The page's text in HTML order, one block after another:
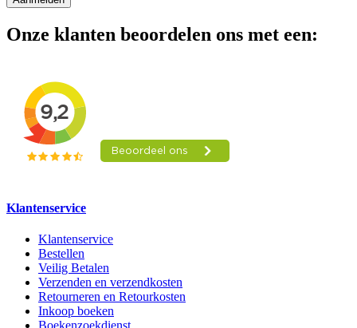
Onze klanten beoordelen ons met een:
Klantenservice
Klantenservice
Bestellen
Veilig Betalen
Verzenden en verzendkosten
Retourneren en Retourkosten
Inkoop boeken